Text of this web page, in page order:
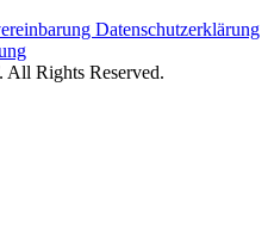
Datenschutzerklärung
Rights Reserved.